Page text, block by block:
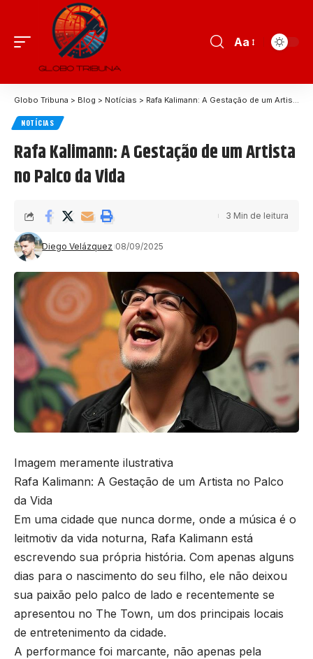
Aa
Globo Tribuna > Blog > Notícias > Rafa Kalimann: A Gestação de um Artista no Palco da Vida
NOTÍCIAS
Rafa Kalimann: A Gestação de um Artista
no Palco da Vida
Diego Velázquez 08/09/2025
3 Min de leitura
Imagem meramente ilustrativa
Rafa Kalimann: A Gestação de um Artista no Palco
da Vida
Em uma cidade que nunca dorme, onde a música é o
leitmotiv da vida noturna, Rafa Kalimann está
escrevendo sua própria história. Com apenas alguns
dias para o nascimento do seu filho, ele não deixou
sua paixão pelo palco de lado e recentemente se
apresentou no The Town, um dos principais locais
de entretenimento da cidade.
A performance foi marcante, não apenas pela